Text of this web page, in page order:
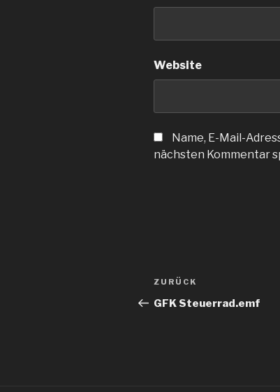
Website
Name, E-Mail-
nächsten Kommentar
Vorheriger
Beitrag
ZURÜCK
GFK Steuerrad.emf